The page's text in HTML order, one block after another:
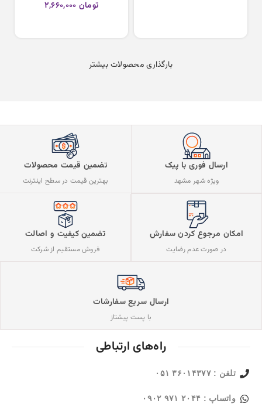
Cerave
۲,۶۶۰,۰۰۰ تومان
بارگذاری محصولات بیشتر
ارسال فوری با پیک
ویژه شهر مشهد
تضمین قیمت محصولات
بهترین قیمت در سطح اینترنت
امکان مرجوع کردن سفارش
در صورت عدم رضایت
تضمین کیفیت و اصالت
فروش مستقیم از شرکت
ارسال سریع سفارشات
با پست پیشتاز
راه‌های ارتباطی
تلفن : ۳۶۰۱۴۳۷۷ ۰۵۱
واتساپ : ۲۰۴۴ ۹۷۱ ۰۹۰۲